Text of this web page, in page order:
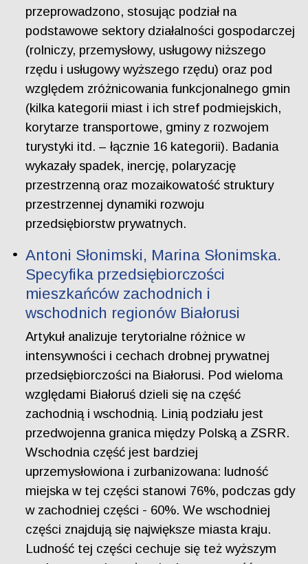
przeprowadzono, stosując podział na
podstawowe sektory działalności gospodarczej
(rolniczy, przemysłowy, usługowy niższego
rzędu i usługowy wyższego rzędu) oraz pod
względem zróżnicowania funkcjonalnego gmin
(kilka kategorii miast i ich stref podmiejskich,
korytarze transportowe, gminy z rozwojem
turystyki itd. – łącznie 16 kategorii). Badania
wykazały spadek, inercję, polaryzację
przestrzenną oraz mozaikowatość struktury
przestrzennej dynamiki rozwoju
przedsiębiorstw prywatnych.
Antoni Słonimski, Marina Słonimska.
Specyfika przedsiębiorczości
mieszkańców zachodnich i
wschodnich regionów Białorusi
Artykuł analizuje terytorialne różnice w
intensywności i cechach drobnej prywatnej
przedsiębiorczości na Białorusi. Pod wieloma
względami Białoruś dzieli się na część
zachodnią i wschodnią. Linią podziału jest
przedwojenna granica między Polską a ZSRR.
Wschodnia część jest bardziej
uprzemysłowiona i zurbanizowana: ludność
miejska w tej części stanowi 76%, podczas gdy
w zachodniej części - 60%. We wschodniej
części znajdują się największe miasta kraju.
Ludność tej części cechuje się też wyższym